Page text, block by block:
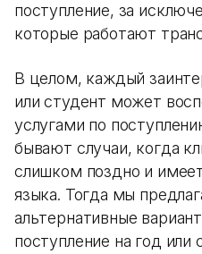
поступление, за
которые работают
В целом, каждый
или студент может
услугами по
бывают случаи, когда
слишком поздно и
языка. Тогда мы
альтернативные
поступление на год или